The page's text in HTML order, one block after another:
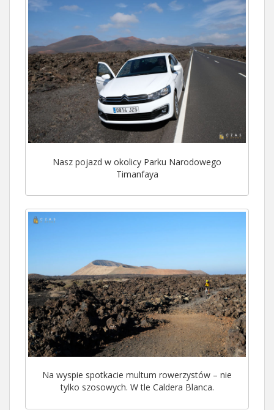
Nasz pojazd w okolicy Parku Narodowego
Timanfaya
Na wyspie spotkacie multum rowerzystów – nie
tylko szosowych. W tle Caldera Blanca.